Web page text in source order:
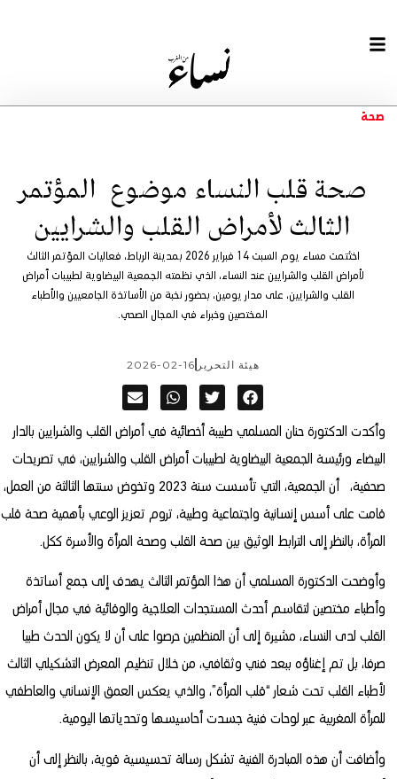
صحة
صحة قلب النساء موضوع المؤتمر
الثالث لأمراض القلب والشرايين
اختُتمت مساء يوم السبت 14 فبراير 2026 بمدينة الرباط، فعاليات المؤتمر الثالث
لأمراض القلب والشرايين عند النساء، الذي نظمته الجمعية البيضاوية لطبيبات أمراض
القلب والشرايين، على مدار يومين، بحضور نخبة من الأساتذة الجامعيين والأطباء
المختصين وخبراء في المجال الصحي.
هيئة التحرير 2026-02-16
وأكدت الدكتورة حنان المسلمي طبيبة أخصائية في أمراض القلب والشرايين بالدار
البيضاء ورئيسة الجمعية البيضاوية لطبيبات أمراض القلب والشرايين، في تصريحات
صحفية، أن الجمعية، التي تأسست سنة 2023 وتخوض سنتها الثالثة من العمل،
قامت على أسس إنسانية واجتماعية وطبية، تروم تعزيز الوعي بأهمية صحة قلب
المرأة، بالنظر إلى الترابط الوثيق بين صحة القلب وصحة المرأة والأسرة ككل.
وأوضحت الدكتورة المسلمي أن هذا المؤتمر الثالث يهدف إلى جمع أساتذة
وأطباء مختصين لتقاسم أحدث المستجدات العلاجية والوقائية في مجال أمراض
القلب لدى النساء، مشيرة إلى أن المنظمين حرصوا على أن لا يكون الحدث طبيا
صرفا، بل تم إغناؤه ببعد فني وثقافي، من خلال تنظيم المعرض التشكيلي الثالث
لأطباء القلب تحت شعار “قلب المرأة”، والذي يعكس العمق الإنساني والعاطفي
للمرأة المغربية عبر لوحات فنية جسدت أحاسيسها وتحدياتها اليومية.
وأضافت أن هذه المبادرة الفنية تشكل رسالة تحسيسية قوية، بالنظر إلى أن